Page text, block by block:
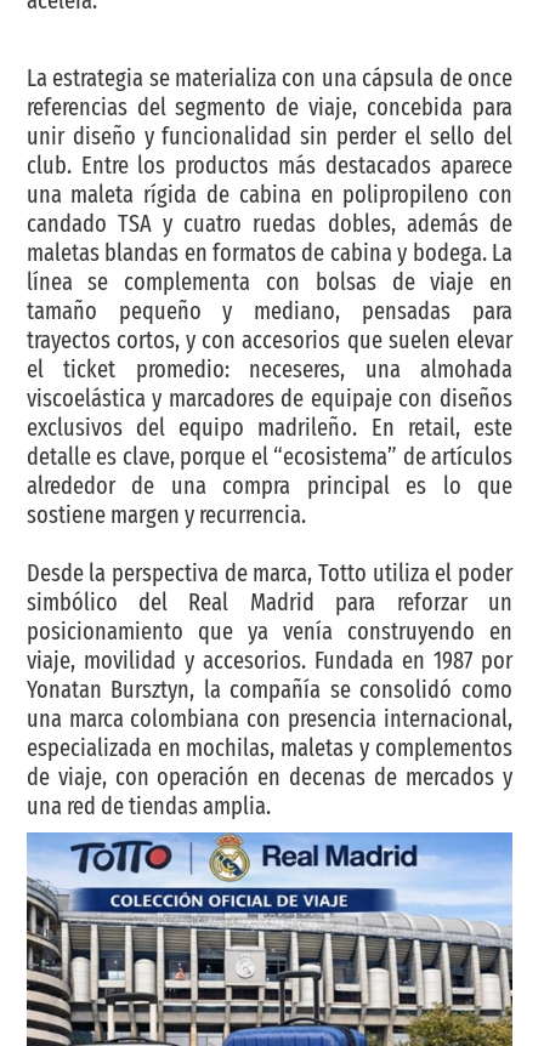
La estrategia se materializa con una cápsula de once
referencias del segmento de viaje, concebida para
unir diseño y funcionalidad sin perder el sello del
club. Entre los productos más destacados aparece
una maleta rígida de cabina en polipropileno con
candado TSA y cuatro ruedas dobles, además de
maletas blandas en formatos de cabina y bodega. La
línea se complementa con bolsas de viaje en
tamaño pequeño y mediano, pensadas para
trayectos cortos, y con accesorios que suelen elevar
el ticket promedio: neceseres, una almohada
viscoelástica y marcadores de equipaje con diseños
exclusivos del equipo madrileño. En retail, este
detalle es clave, porque el “ecosistema” de artículos
alrededor de una compra principal es lo que
sostiene margen y recurrencia.
Desde la perspectiva de marca, Totto utiliza el poder
simbólico del Real Madrid para reforzar un
posicionamiento que ya venía construyendo en
viaje, movilidad y accesorios. Fundada en 1987 por
Yonatan Bursztyn, la compañía se consolidó como
una marca colombiana con presencia internacional,
especializada en mochilas, maletas y complementos
de viaje, con operación en decenas de mercados y
una red de tiendas amplia.